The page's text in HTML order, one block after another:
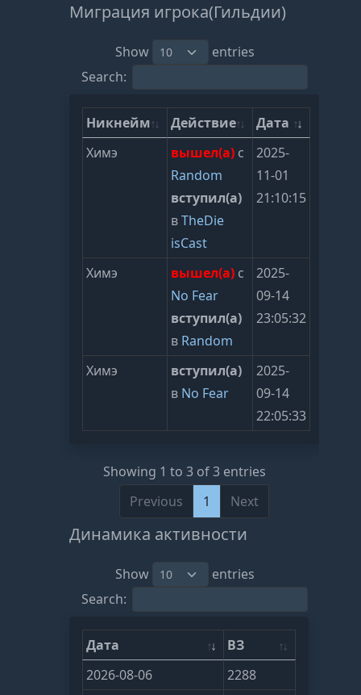
Миграция игрока(Гильдии)
Show
entries
Search:
Никнейм Действие
Дата
Химэ
вышел(а) с
Random
вступил(а)
вTheDie
isCast
2025-
11-01
21:10:15
Химэ вышел(а) с
No Fear
вступил(а)
в Random
2025-
09-14
23:05:32
Химэ
вступил(а)
в No Fear
2025-
09-14
22:05:33
Showing 1 to 3 of 3 entries
Previous
1 Next
Динамика активности
Show
entries
Search:
Дата
ВЗ
2026-08-06
2288